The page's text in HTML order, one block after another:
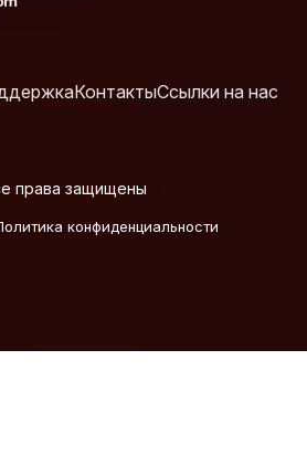
КонтактыСсылки на нас
права защищены
конфиденциальности